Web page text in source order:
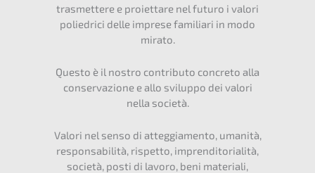
trasmet­te­re e proiet­ta­re nel futuro i valori
polied­ri­ci delle impre­se familia­ri in modo
mirato.
Questo è il nostro contri­bu­to concre­to alla
conser­va­zio­ne e allo svilup­po dei valori
nella società.
Valori nel senso di atteg­gi­a­men­to, umani­tà,
responsa­bi­li­tà, rispet­to, impren­di­to­ri­a­li­tà,
socie­tà, posti di lavoro, beni materia­li,